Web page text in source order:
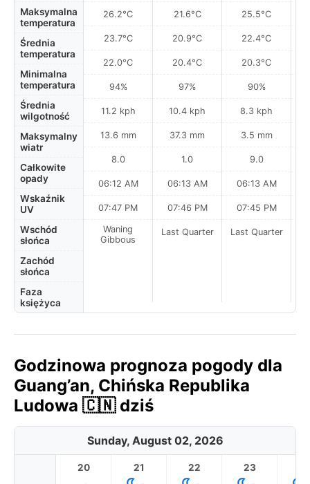
Maksymalna
temperatura
Średnia
temperatura
Minimalna
temperatura
Średnia
wilgotność
Maksymalny
wiatr
Całkowite
opady
Wskaźnik
UV
Wschód
słońca
Zachód
słońca
Faza
księżyca
26.2°C
23.7°C
22.0°C
94%
11.2 kph
13.6 mm
8.0
06:12 AM
07:47 PM
Waning
Gibbous
21.6°C
20.9°C
20.4°C
97%
10.4 kph
37.3 mm
1.0
06:13 AM
07:46 PM
Last Quarter
25.5°C
22.4°C
20.3°C
90%
8.3 kph
3.5 mm
9.0
06:13 AM
07:45 PM
Last Quarter
Godzinowa prognoza pogody dla
Guang’an, Chińska Republika
Ludowa 🇨🇳 dziś
Sunday, August 02, 2026
20 21 22 23